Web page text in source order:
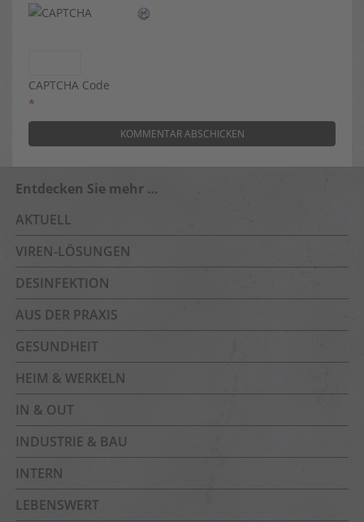
CAPTCHA Code
*
Entdecken Sie mehr …
AKTUELL
VIREN-LÖSUNGEN
DESINFEKTION
AUS DER PRAXIS
GESUNDHEIT
HEIM & WERKELN
IN & OUT
INDUSTRIE & BAU
INTERN
LEBENSWERT